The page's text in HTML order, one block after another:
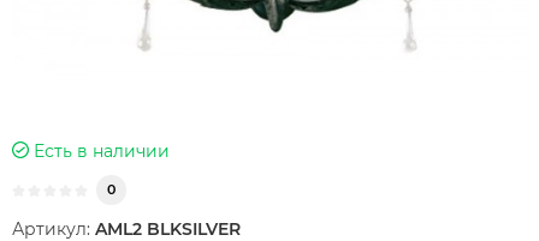
Есть в наличии
0
Артикул: AML2 BLKSILVER